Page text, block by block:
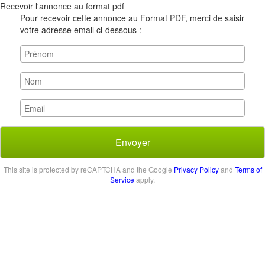
Recevoir l'annonce au format pdf
Pour recevoir cette annonce au Format PDF, merci de saisir
votre adresse email ci-dessous :
Envoyer
This site is protected by reCAPTCHA and the Google Privacy Policyand Terms of
Serviceapply.